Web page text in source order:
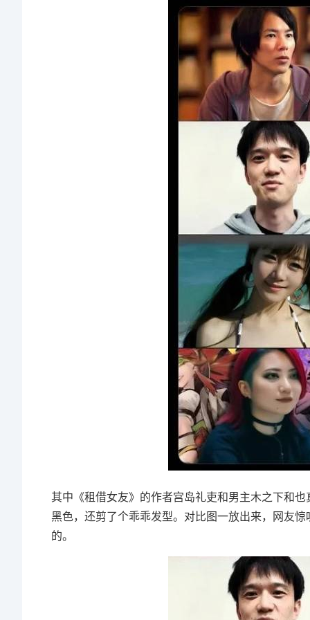
其中《租借女友》的作者宫岛礼吏和男主木之下和
黑色，还剪了个乖乖发型。对比图一放出来，网友
的。